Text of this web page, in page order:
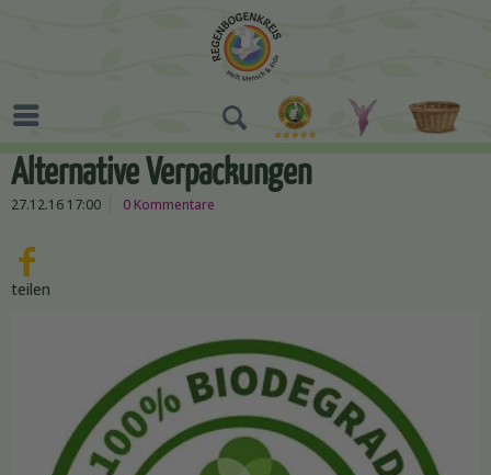
Alternative Verpackungen
27.12.16 17:00 0 Kommentare
teilen